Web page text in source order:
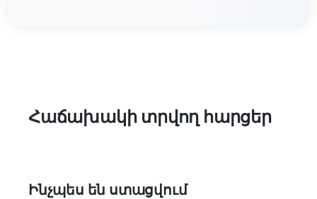
Հաճախակի տրվող հարցեր
Ինչպես են ստացվում